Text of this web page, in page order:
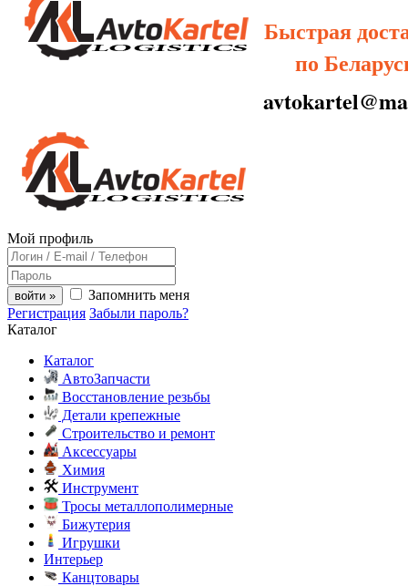
Быстрая
по
Мой профиль
войти »
Запомнить меня
Регистрация Забыли пароль?
Каталог
Каталог
АвтоЗапчасти
Восстановление резьбы
Детали крепежные
Строительство и ремонт
Аксессуары
Химия
Инструмент
Тросы металлополимерные
Бижутерия
Игрушки
Интерьер
Канцтовары